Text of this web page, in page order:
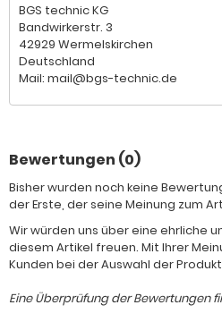
BGS technic KG
Bandwirkerstr. 3
42929 Wermelskirchen
Deutschland
Mail: mail@bgs-technic.de
Bewertungen (0)
Bisher wurden noch keine
der Erste, der seine Meinung zum
Wir würden uns über eine ehrliche
diesem Artikel freuen. Mit Ihrer
Kunden bei der Auswahl der
Eine Überprüfung der Bewertungen